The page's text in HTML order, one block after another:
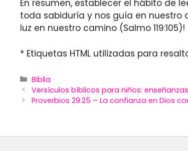
En resumen, establecer el hábito de
toda sabiduría y nos guía en nuestro
luz en nuestro camino (Salmo 119:105)!
* Etiquetas HTML utilizadas para
Categories
Biblia
Versículos bíblicos para niños:
Proverbios 29:25 – La confianza en Dios